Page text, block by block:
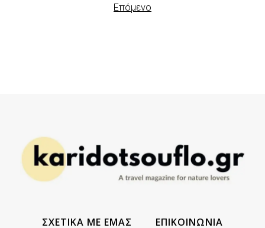
Επόμενο
ΣΧΕΤΙΚΑ ΜΕ ΕΜΑΣ ΕΠΙΚΟΙΝΩΝΙΑ